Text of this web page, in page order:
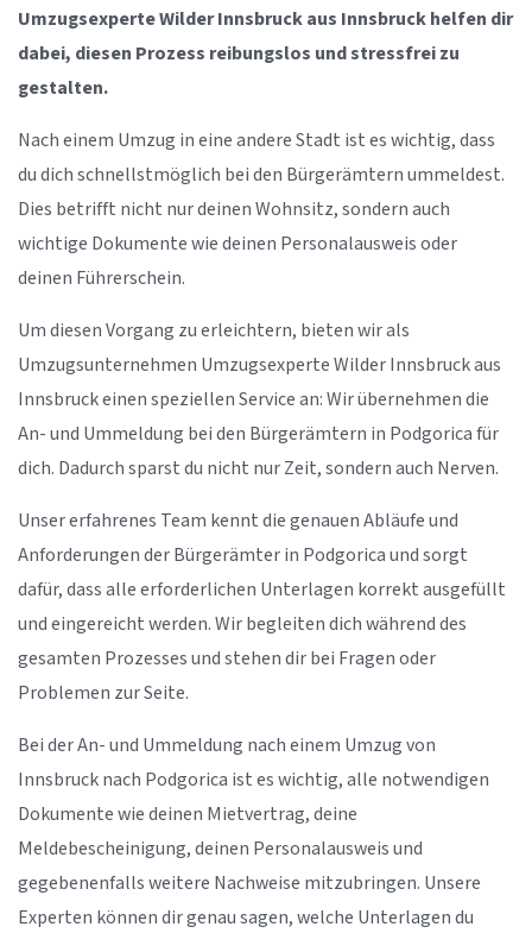
Umzugsexperte Wilder Innsbruck aus Innsbruck helfen dir
dabei, diesen Prozess reibungslos und stressfrei zu
gestalten.
Nach einem Umzug in eine andere Stadt ist es wichtig, dass
du dich schnellstmöglich bei den Bürgerämtern ummeldest.
Dies betrifft nicht nur deinen Wohnsitz, sondern auch
wichtige Dokumente wie deinen Personalausweis oder
deinen Führerschein.
Um diesen Vorgang zu erleichtern, bieten wir als
Umzugsunternehmen Umzugsexperte Wilder Innsbruck aus
Innsbruck einen speziellen Service an: Wir übernehmen die
An- und Ummeldung bei den Bürgerämtern in Podgorica für
dich. Dadurch sparst du nicht nur Zeit, sondern auch Nerven.
Unser erfahrenes Team kennt die genauen Abläufe und
Anforderungen der Bürgerämter in Podgorica und sorgt
dafür, dass alle erforderlichen Unterlagen korrekt ausgefüllt
und eingereicht werden. Wir begleiten dich während des
gesamten Prozesses und stehen dir bei Fragen oder
Problemen zur Seite.
Bei der An- und Ummeldung nach einem Umzug von
Innsbruck nach Podgorica ist es wichtig, alle notwendigen
Dokumente wie deinen Mietvertrag, deine
Meldebescheinigung, deinen Personalausweis und
gegebenenfalls weitere Nachweise mitzubringen. Unsere
Experten können dir genau sagen, welche Unterlagen du